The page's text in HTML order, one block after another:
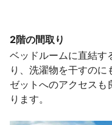
2階の間取り
ベッドルームに直結す
り、洗濯物を干すの
ゼットへのアクセスも
ります。